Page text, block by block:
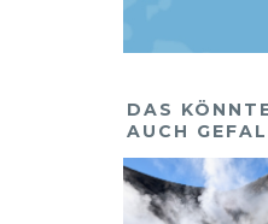
DAS
AUCH